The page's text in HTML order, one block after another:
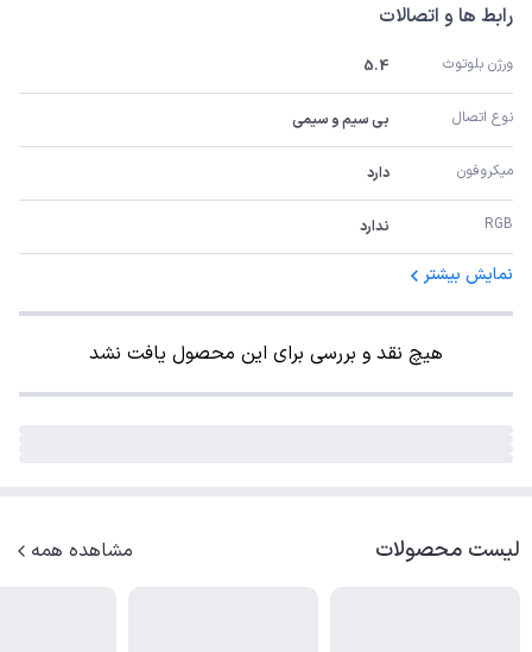
رابط ها و اتصالات
ورژن بلوتوث 5.4
نوع اتصال بی سیم و سیمی
میکروفون دارد
RGB ندارد
نمایش بیشتر
هیچ نقد و بررسی برای این محصول یافت نشد
لیست محصولات مشاهده همه